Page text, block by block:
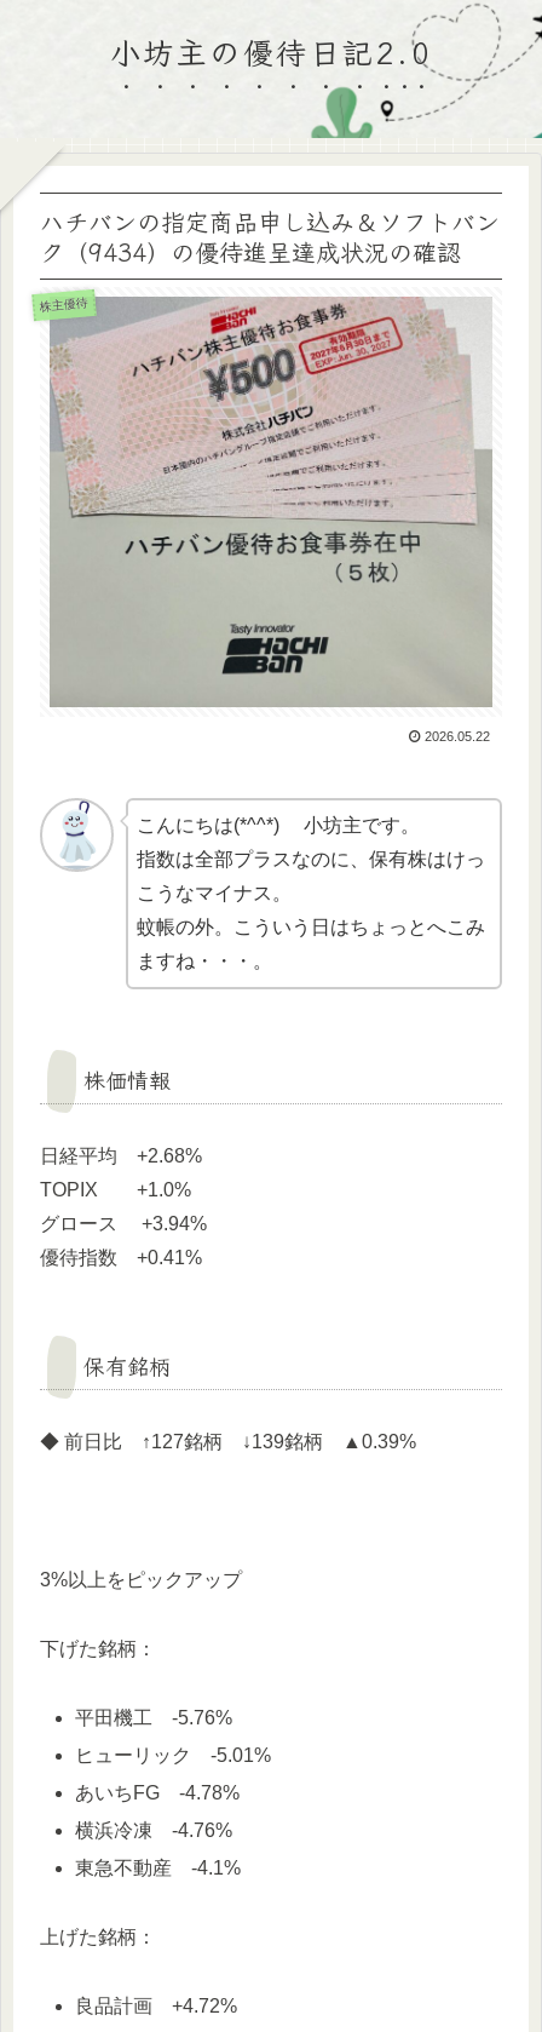
小坊主の優待日記2.0
ハチバンの指定商品申し込み＆ソフトバン
ク（9434）の優待進呈達成状況の確認
株主優待
2026.05.22
こんにちは(*^^*) 小坊主です。
指数は全部プラスなのに、保有株はけっ
こうなマイナス。
蚊帳の外。こういう日はちょっとへこみ
ますね・・・。
株価情報
日経平均 +2.68%
TOPIX +1.0%
グロース +3.94%
優待指数 +0.41%
保有銘柄
◆ 前日比 ↑127銘柄 ↓139銘柄 ▲0.39%
3%以上をピックアップ
下げた銘柄：
平田機工 -5.76%
ヒューリック -5.01%
あいちFG -4.78%
横浜冷凍 -4.76%
東急不動産 -4.1%
上げた銘柄：
良品計画 +4.72%